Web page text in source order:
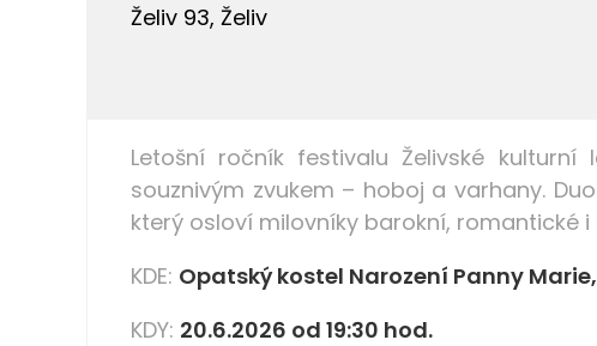
Želiv 93, Želiv
Letošní ročník festivalu Želivské
souznivým zvukem – hoboj a varhany. Duo
který osloví milovníky barokní, romantické
KDE: Opatský kostel Narození Panny
KDY: 20.6.2026 od 19:30 hod.